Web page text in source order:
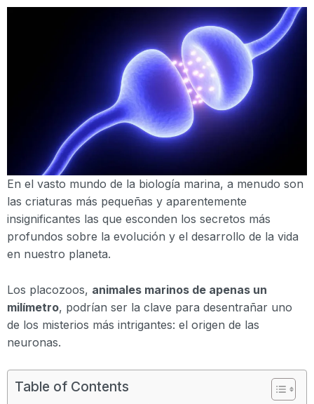
En el vasto mundo de la biología marina, a menudo son
las criaturas más pequeñas y aparentemente
insignificantes las que esconden los secretos más
profundos sobre la evolución y el desarrollo de la vida
en nuestro planeta.
Los placozoos, animales marinos de apenas un
milímetro, podrían ser la clave para desentrañar uno
de los misterios más intrigantes: el origen de las
neuronas.
Table of Contents